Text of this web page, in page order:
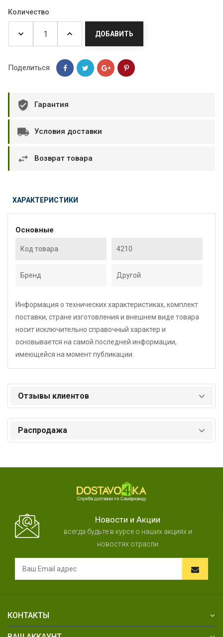
Количество
ДОБАВИТЬ
Поделиться
Гарантия
Условия доставки
Возврат товара
ХАРАКТЕРИСТИКИ
Основные
Код товара 4210
Бренд Другой
Информация о технических характеристиках, комплект
поставки, стране изготовления и внешнем виде товара
носит исключительно справочный характер и
основывается на самой последней информации,
имеющейся на момент публикации.
Отзывы клиентов
Распродажа
Новости и Акции
всегда будьте в курсе о наших акциях и
новостях отрасли
КОНТАКТЫ